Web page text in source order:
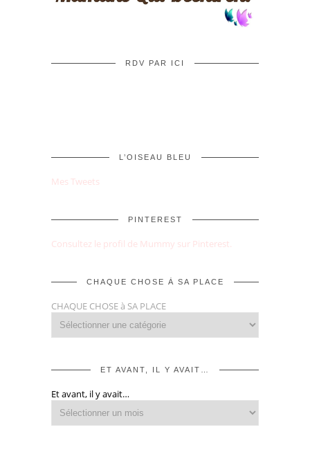
RDV PAR ICI
L’OISEAU BLEU
Mes Tweets
PINTEREST
Consultez le profil de Mummy sur Pinterest.
CHAQUE CHOSE À SA PLACE
CHAQUE CHOSE à SA PLACE
ET AVANT, IL Y AVAIT…
Et avant, il y avait…